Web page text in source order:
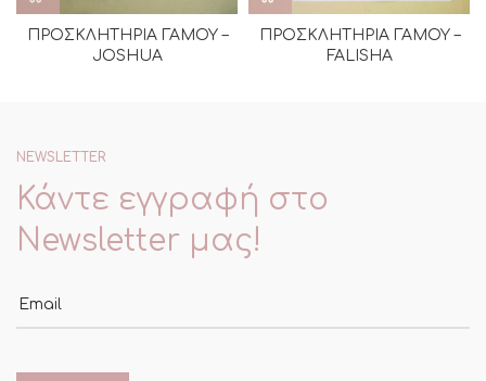
ΠΡΟΣΚΛΗΤΗΡΙΑ ΓΑΜΟΥ –
JOSHUA
ΠΡΟΣΚΛΗΤΗΡΙΑ ΓΑΜΟΥ –
FALISHA
NEWSLETTER
Κάντε εγγραφή στο
Newsletter μας!